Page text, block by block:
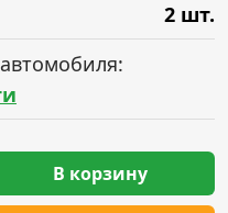
2 шт.
В корзину